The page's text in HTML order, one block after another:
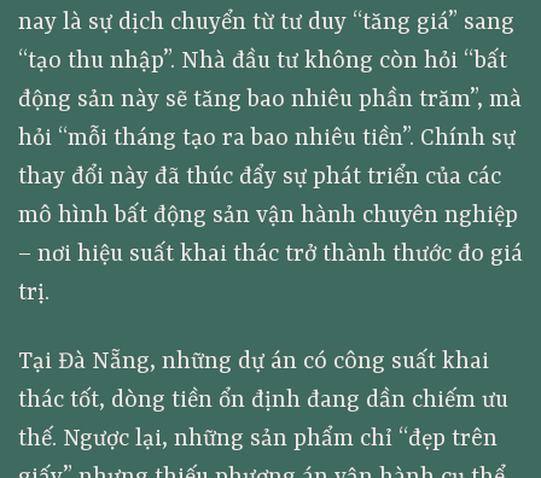
nay là sự dịch chuyển từ tư duy “tăng giá” sang
“tạo thu nhập”. Nhà đầu tư không còn hỏi “bất
động sản này sẽ tăng bao nhiêu phần trăm”, mà
hỏi “mỗi tháng tạo ra bao nhiêu tiền”. Chính sự
thay đổi này đã thúc đẩy sự phát triển của các
mô hình bất động sản vận hành chuyên nghiệp
– nơi hiệu suất khai thác trở thành thước đo giá
trị.
Tại Đà Nẵng, những dự án có công suất khai
thác tốt, dòng tiền ổn định đang dần chiếm ưu
thế. Ngược lại, những sản phẩm chỉ “đẹp trên